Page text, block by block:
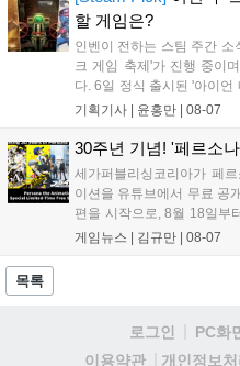
리'도 스팀에 정식 출시되었
할 게임은?
인벤이 전하는 스팀 주간 소
크 게임 축제'가 진행 중이
다. 6일 정식 출시된 '아이언
세어 코브'가 호평받고 있습
다. 유비소프트의 '고스트리
데이트 '라스트 라이츠'와 함
기획기사 | 윤홍만 08-07
30주년 기념! '페르소
세가퍼블리싱코리아가 페
이션을 유튜브에서 무료 공
편을 시작으로, 8월 18일부
월 15일부터 10월 14일까지
게임뉴스 | 김규만 08-07
목록
로그인 PC화
이용약관
개인정보처